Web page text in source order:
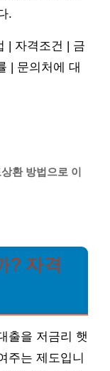
.
| 자격조건 | 금
| 문의처에 대
환 방법으로 이
? 자격
출을 저금리 햇
주는 제도입니